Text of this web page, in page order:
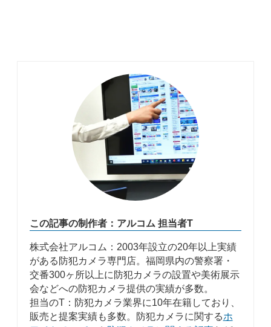
この記事の制作者：アルコム 担当者T
株式会社アルコム：2003年設立の20年以上実績
がある防犯カメラ専門店。福岡県内の警察署・
交番300ヶ所以上に防犯カメラの設置や美術展示
会などへの防犯カメラ提供の実績が多数。
担当のT：防犯カメラ業界に10年在籍しており、
販売と提案実績も多数。防犯カメラに関するホ